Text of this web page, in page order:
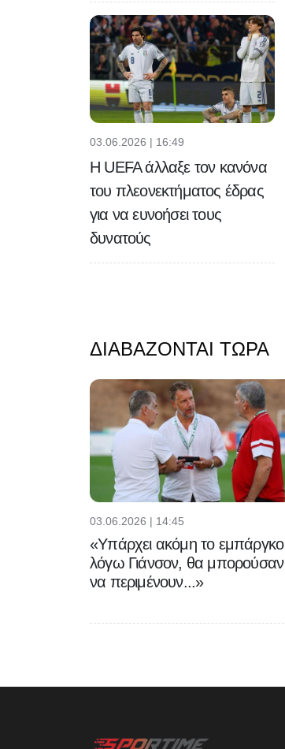
03.06.2026 | 16:49
H UEFA άλλαξε τον κανόνα
του πλεονεκτήματος έδρας
για να ευνοήσει τους
δυνατούς
ΔΙΑΒΆΖΟΝΤΑΙ ΤΏΡΑ
03.06.2026 | 14:45
«Υπάρχει ακόμη το εμπάργκο
λόγω Γιάνσον, θα μπορούσαν
να περιμένουν...»